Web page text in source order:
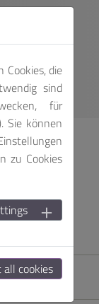
Cookies, die
sind
für
Sie können
zu Cookies
all cookies